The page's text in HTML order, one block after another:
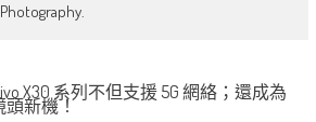
X30 系列不但支援 5G 網絡；還成為
頭新機！